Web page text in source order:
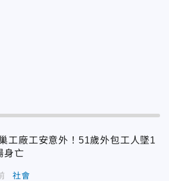
工廠工安意外！51歲外包工人墜1
身亡
社會